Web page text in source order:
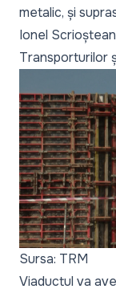
metalic, și
Ionel
Transporturilor
Sursa: TRM
Viaductul va